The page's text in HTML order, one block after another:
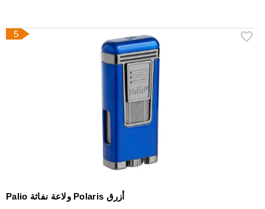
5
Palio ولاعة نفاثة Polaris أزرق